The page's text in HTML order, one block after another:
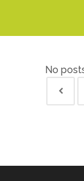
No